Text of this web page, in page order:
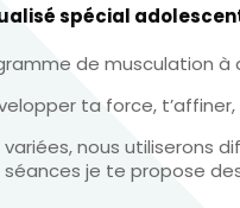
spécial
de musculation
ta force,
nous utiliserons
je te propose